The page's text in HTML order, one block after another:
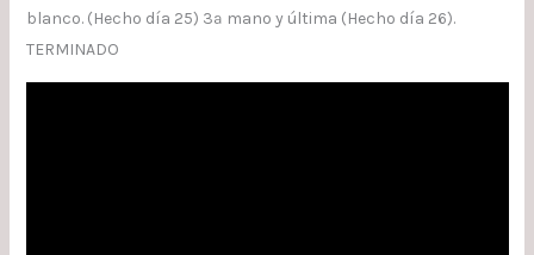
blanco. (Hecho día 25) 3ª mano y última (Hecho día 26).
TERMINADO